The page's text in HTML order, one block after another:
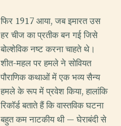
फिर 1917 आया, जब इमारत उस
हर चीज का प्रतीक बन गई जिसे
बोल्शेविक नष्ट करना चाहते थे।
शीत-महल पर हमले ने सोवियत
पौराणिक कथाओं में एक भव्य सैन्य
हमले के रूप में प्रवेश किया, हालांकि
रिकॉर्ड बताते हैं कि वास्तविक घटना
बहुत कम नाटकीय थी — घेराबंदी से